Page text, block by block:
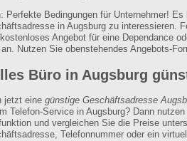
Perfekte Bedingungen für Unternehmer!
in Augsburg zu interessieren.
Angebot für eine Dependance
Nutzen Sie obenstehendes Angebots-
Büro in Augsburg
jetzt eine günstige Geschäftsadresse
Telefon-Service in Augsburg? Dann
und vergleichen Sie die Preise
Telefonnummer oder ein